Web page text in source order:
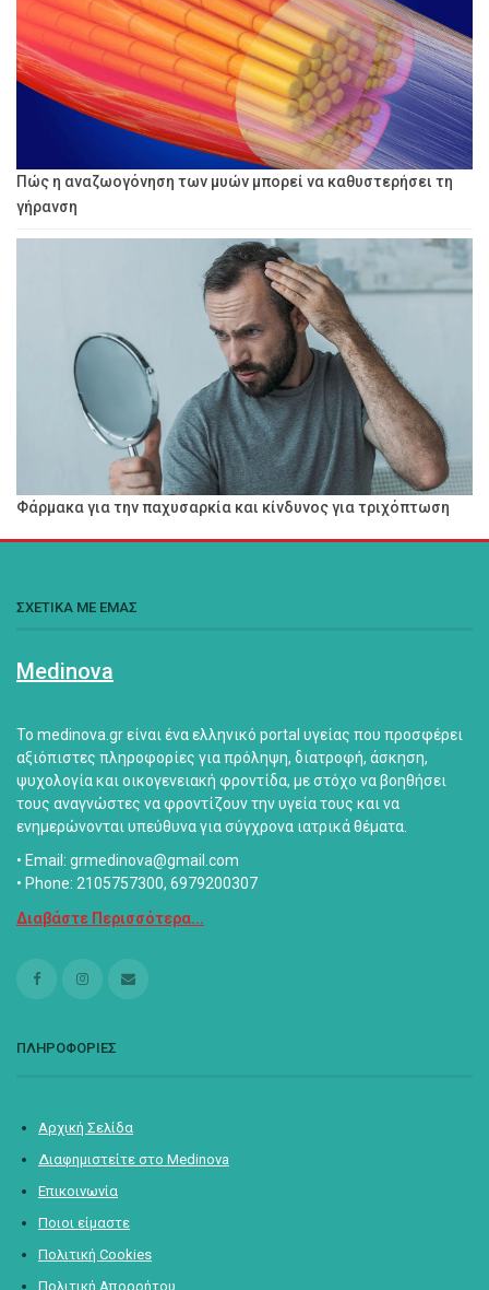
Πώς η αναζωογόνηση των μυών μπορεί να καθυστερήσει τη
γήρανση
Φάρμακα για την παχυσαρκία και κίνδυνος για τριχόπτωση
ΣΧΕΤΙΚΑ ΜΕ ΕΜΑΣ
Medinova
Το medinova.gr είναι ένα ελληνικό portal υγείας που προσφέρει
αξιόπιστες πληροφορίες για πρόληψη, διατροφή, άσκηση,
ψυχολογία και οικογενειακή φροντίδα, με στόχο να βοηθήσει
τους αναγνώστες να φροντίζουν την υγεία τους και να
ενημερώνονται υπεύθυνα για σύγχρονα ιατρικά θέματα.
• Email: grmedinova@gmail.com
• Phone: 2105757300, 6979200307
Διαβάστε Περισσότερα...
ΠΛΗΡΟΦΟΡΙΕΣ
Αρχική Σελίδα
Διαφημιστείτε στο Medinova
Επικοινωνία
Ποιοι είμαστε
Πολιτική Cookies
Πολιτική Απορρήτου